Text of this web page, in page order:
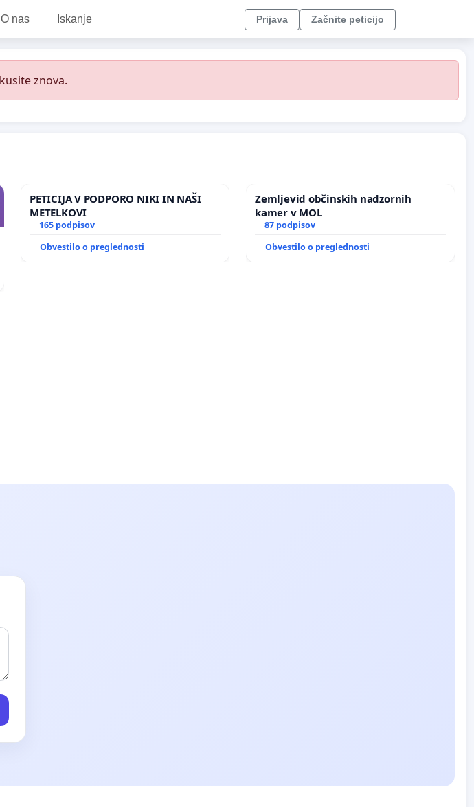
O nas Iskanje Prijava Začnite peticijo
znova.
PETICIJA V PODPORO NIKI IN NAŠI
METELKOVI
165 podpisov
Obvestilo o preglednosti
Zemljevid občinskih nadzornih
kamer v MOL
87 podpisov
Obvestilo o preglednosti